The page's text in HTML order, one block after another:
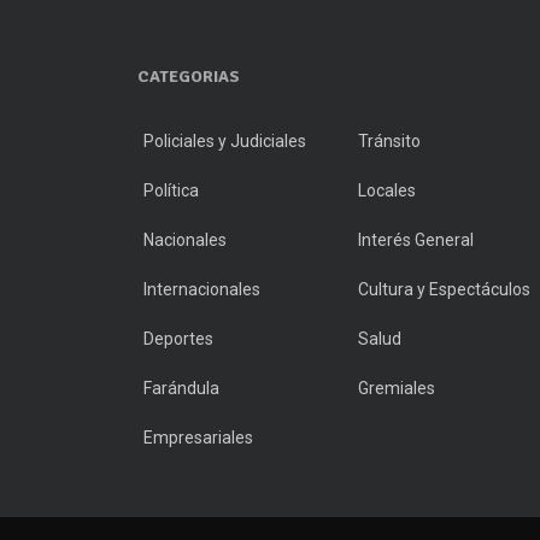
CATEGORIAS
Policiales y Judiciales Tránsito
Política Locales
Nacionales Interés General
Internacionales Cultura y Espectáculos
Deportes Salud
Farándula Gremiales
Empresariales